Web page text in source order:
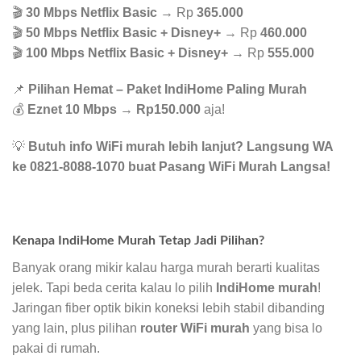
🎬 30 Mbps Netflix Basic → Rp 365.000
🎬 50 Mbps Netflix Basic + Disney+ → Rp 460.000
🎬 100 Mbps Netflix Basic + Disney+ → Rp 555.000
📌 Pilihan Hemat – Paket IndiHome Paling Murah
💰 Eznet 10 Mbps → Rp150.000 aja!
💡 Butuh info WiFi murah lebih lanjut? Langsung WA
ke 0821-8088-1070 buat Pasang WiFi Murah Langsa!
Kenapa IndiHome Murah Tetap Jadi Pilihan?
Banyak orang mikir kalau harga murah berarti kualitas
jelek. Tapi beda cerita kalau lo pilih IndiHome murah!
Jaringan fiber optik bikin koneksi lebih stabil dibanding
yang lain, plus pilihan router WiFi murah yang bisa lo
pakai di rumah.